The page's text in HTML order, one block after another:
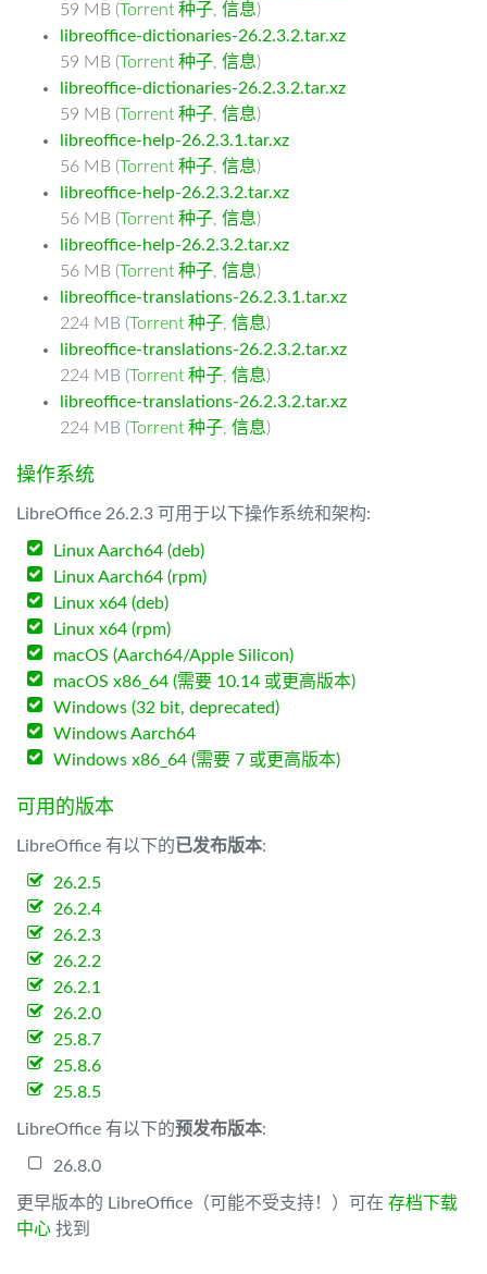
59 MB (Torrent 种子, 信息)
libreoffice-dictionaries-26.2.3.2.tar.xz
59 MB (Torrent 种子, 信息)
libreoffice-dictionaries-26.2.3.2.tar.xz
59 MB (Torrent 种子, 信息)
libreoffice-help-26.2.3.1.tar.xz
56 MB (Torrent 种子, 信息)
libreoffice-help-26.2.3.2.tar.xz
56 MB (Torrent 种子, 信息)
libreoffice-help-26.2.3.2.tar.xz
56 MB (Torrent 种子, 信息)
libreoffice-translations-26.2.3.1.tar.xz
224 MB (Torrent 种子, 信息)
libreoffice-translations-26.2.3.2.tar.xz
224 MB (Torrent 种子, 信息)
libreoffice-translations-26.2.3.2.tar.xz
224 MB (Torrent 种子, 信息)
操作系统
LibreOffice 26.2.3 可用于以下操作系统和架构:
Linux Aarch64 (deb)
Linux Aarch64 (rpm)
Linux x64 (deb)
Linux x64 (rpm)
macOS (Aarch64/Apple Silicon)
macOS x86_64 (需要 10.14 或更高版本)
Windows (32 bit, deprecated)
Windows Aarch64
Windows x86_64 (需要 7 或更高版本)
可用的版本
LibreOffice 有以下的已发布版本:
26.2.5
26.2.4
26.2.3
26.2.2
26.2.1
26.2.0
25.8.7
25.8.6
25.8.5
LibreOffice 有以下的预发布版本:
26.8.0
更早版本的 LibreOffice（可能不受支持！）可在 存档下载
中心 找到